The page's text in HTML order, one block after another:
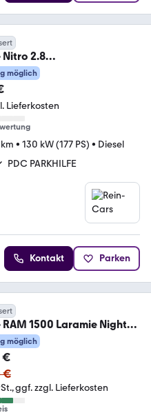
Nitro 2.8
TEMPOM/PDC/KLIM
möglich
Lieferkosten
• 130 kW (177 PS) • Diesel
PDC PARKHILFE
Kontakt Parken
RAM 1500 Laramie Night
Plus Crew Cab HUD
möglich
€
€
ggf. zzgl. Lieferkosten